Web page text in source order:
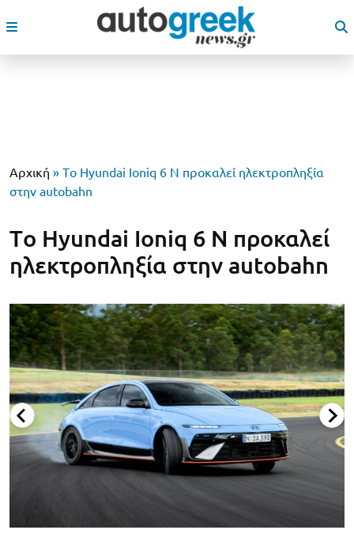
Αρχική » Τo Hyundai Ioniq 6 N προκαλεί ηλεκτροπληξία
στην autobahn
Τo Hyundai Ioniq 6 N προκαλεί
ηλεκτροπληξία στην autobahn